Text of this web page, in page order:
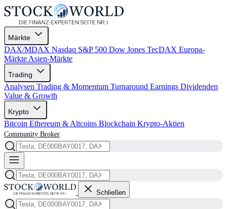
Märkte
DAX/MDAX Nasdaq S&P 500 Dow Jones TecDAX Europa-
Märkte Asien-Märkte
Trading
Analysen Trading & Momentum Turnaround Earnings Dividenden
Value & Growth
Krypto
Bitcoin Ethereum & Altcoins Blockchain Krypto-Aktien
Community Broker
Schließen